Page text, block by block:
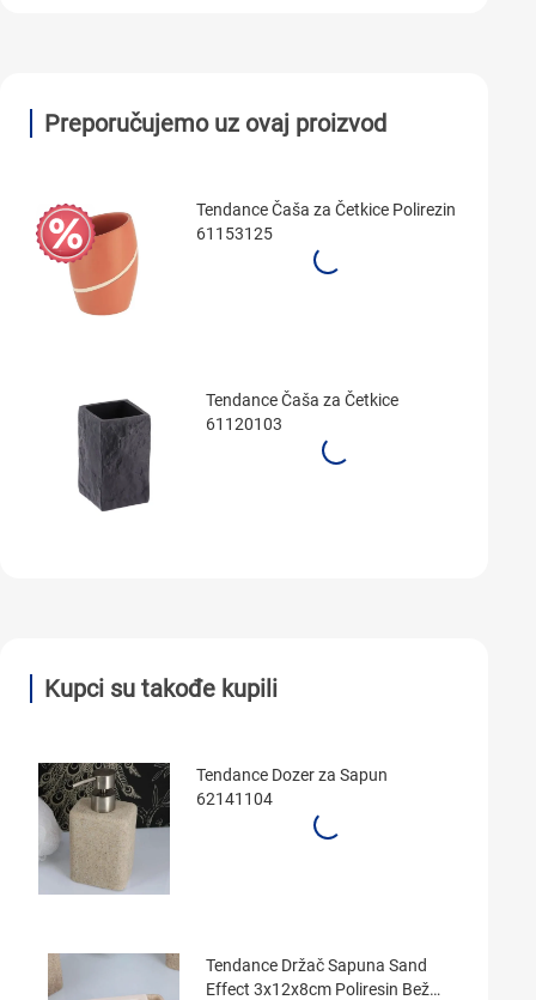
Preporučujemo uz ovaj proizvod
Tendance Čaša za Četkice Polirezin
61153125
Tendance Čaša za Četkice
61120103
Kupci su takođe kupili
Tendance Dozer za Sapun
62141104
Tendance Držač Sapuna Sand
Effect 3x12x8cm Poliresin Bež